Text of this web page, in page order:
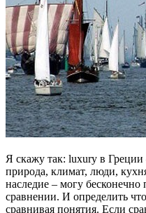
Я скажу так: luxury в Греции
природа, климат, люди,
наследие – могу бесконечно
сравнении. И определить
сравнивая понятия. Если